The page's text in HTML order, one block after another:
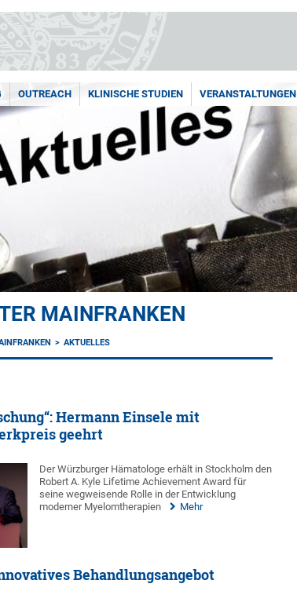
OUTREACH KLINISCHE STUDIEN VERANSTALTUNGEN
MAINFRANKEN
AKTUELLES
Hermann Einsele mit
geehrt
Der Würzburger Hämatologe erhält in Stockholm den
Robert A. Kyle Lifetime Achievement Award für
seine wegweisende Rolle in der Entwicklung
moderner Myelomtherapien
Mehr
Behandlungsangebot